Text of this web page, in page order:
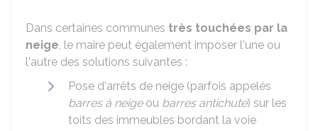
Dans certaines communes très touchées par la
neige, le maire peut également imposer l'une ou
l'autre des solutions suivantes :
Pose d'arrêts de neige (parfois appelés
barres à neigeou barres antichute) sur les
toits des immeubles bordant la voie